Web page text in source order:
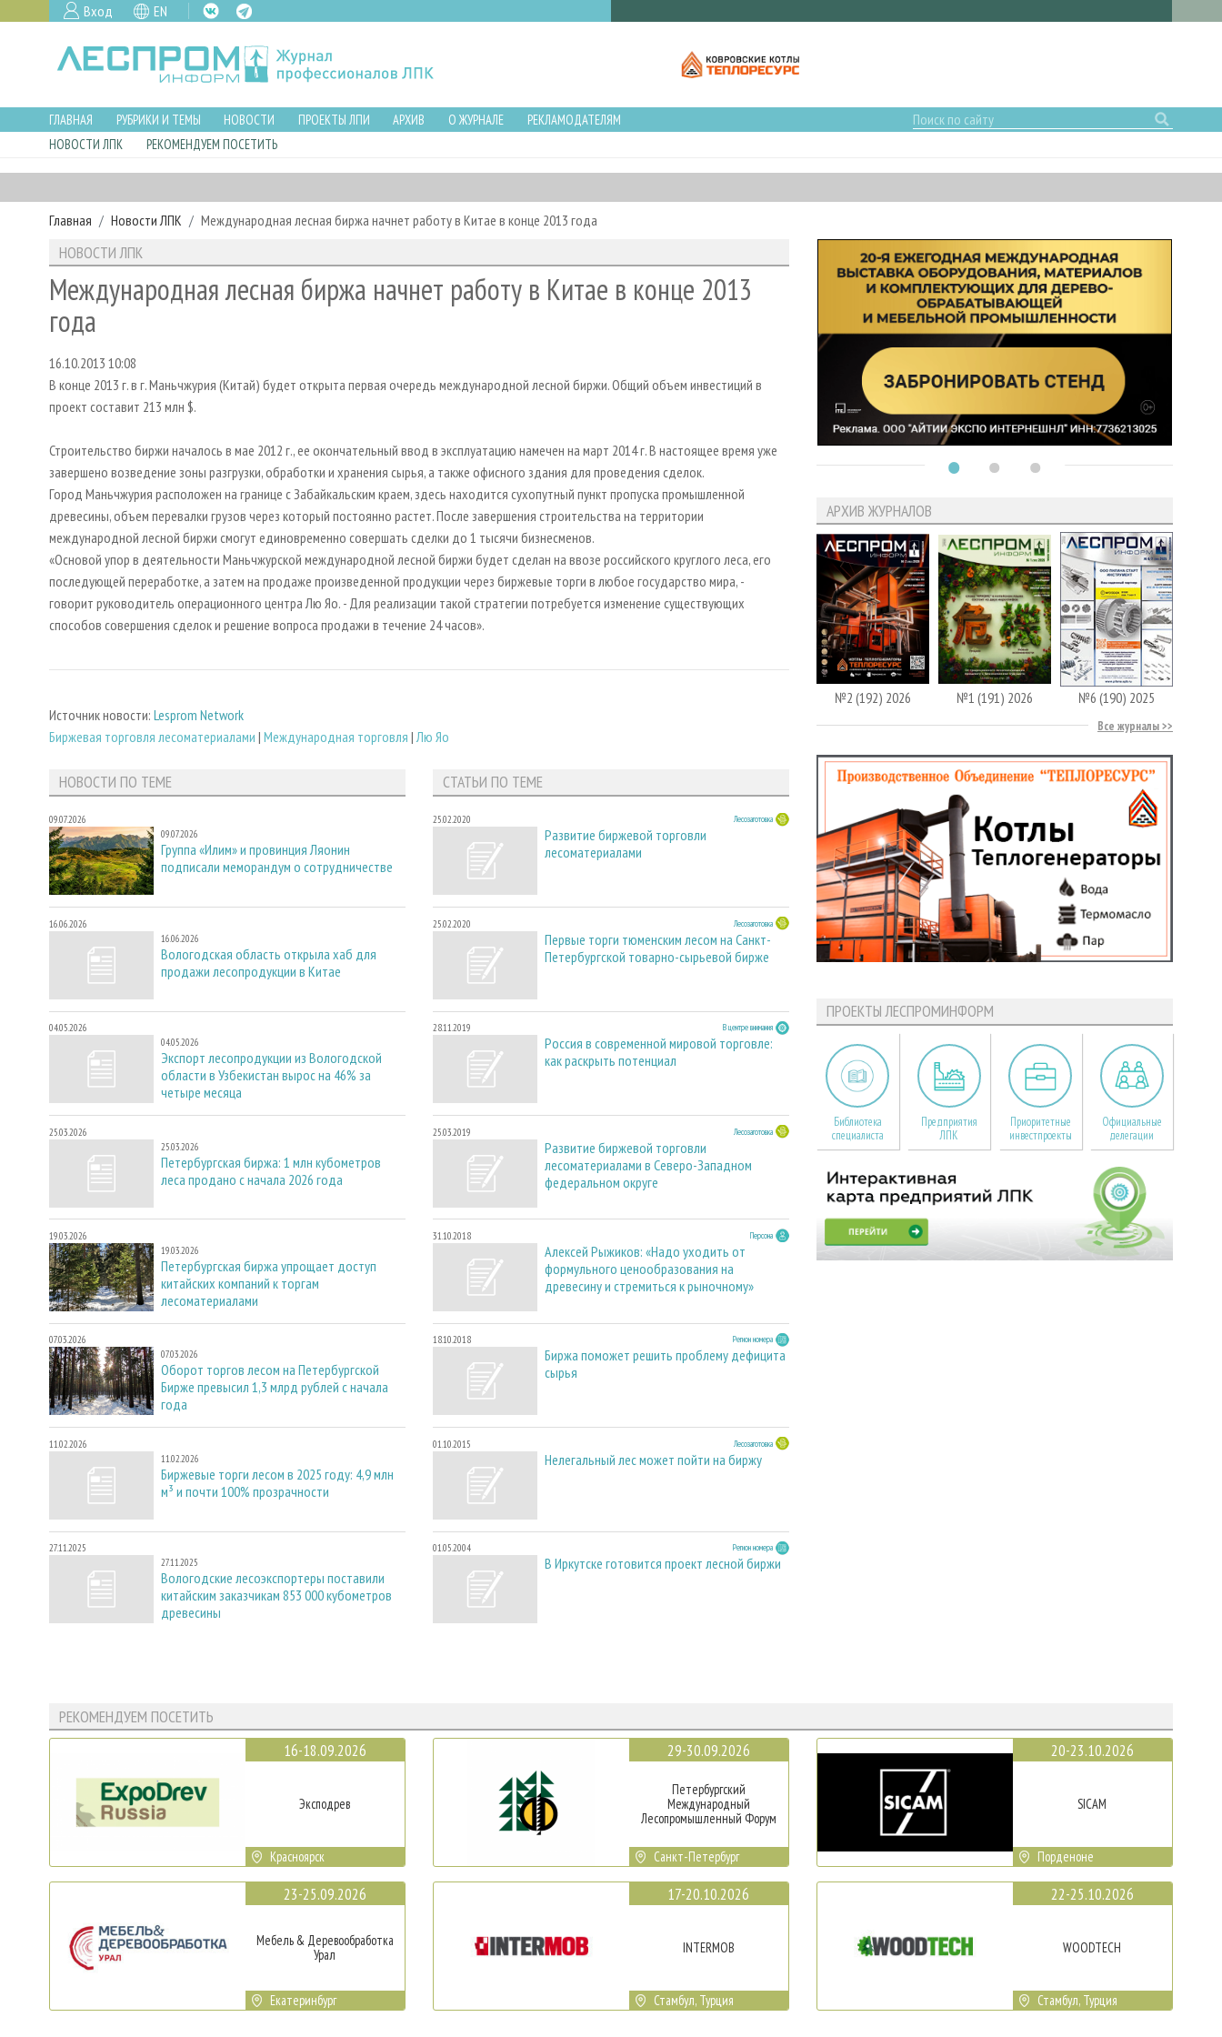
Вход EN
ГЛАВНАЯ РУБРИКИ И ТЕМЫ НОВОСТИ ПРОЕКТЫ ЛПИ АРХИВ О ЖУРНАЛЕ
РЕКЛАМОДАТЕЛЯМ
НОВОСТИ ЛПК
РЕКОМЕНДУЕМ ПОСЕТИТЬ
Главная Новости ЛПК Международная лесная биржа начнет работу в Китае в конце 2013 года
НОВОСТИ ЛПК
Международная лесная биржа начнет работу в Китае в конце 2013
года
16.10.2013 10:08
В конце 2013 г. в г. Маньчжурия (Китай) будет открыта первая очередь международной лесной биржи. Общий объем инвестиций в
проект составит 213 млн $.
Строительство биржи началось в мае 2012 г., ее окончательный ввод в эксплуатацию намечен на март 2014 г. В настоящее время уже
завершено возведение зоны разгрузки, обработки и хранения сырья, а также офисного здания для проведения сделок.
Город Маньчжурия расположен на границе с Забайкальским краем, здесь находится сухопутный пункт пропуска промышленной
древесины, объем перевалки грузов через который постоянно растет. После завершения строительства на территории
международной лесной биржи смогут единовременно совершать сделки до 1 тысячи бизнесменов.
«Основой упор в деятельности Маньчжурской международной лесной биржи будет сделан на ввозе российского круглого леса, его
последующей переработке, а затем на продаже произведенной продукции через биржевые торги в любое государство мира, -
говорит руководитель операционного центра Лю Яо. - Для реализации такой стратегии потребуется изменение существующих
способов совершения сделок и решение вопроса продажи в течение 24 часов».
Источник новости: Lesprom Network
Биржевая торговля лесоматериалами | Международная торговля | Лю Яо
НОВОСТИ ПО ТЕМЕ
09.07.2026
09.07.2026
Группа «Илим» и провинция Ляонин
подписали меморандум о сотрудничестве
16.06.2026
16.06.2026
Вологодская область открыла хаб для
продажи лесопродукции в Китае
04.05.2026
04.05.2026
Экспорт лесопродукции из Вологодской
области в Узбекистан вырос на 46% за
четыре месяца
25.03.2026
25.03.2026
Петербургская биржа: 1 млн кубометров
леса продано с начала 2026 года
19.03.2026
19.03.2026
Петербургская биржа упрощает доступ
китайских компаний к торгам
лесоматериалами
07.03.2026
07.03.2026
Оборот торгов лесом на Петербургской
Бирже превысил 1,3 млрд рублей с начала
года
11.02.2026
11.02.2026
Биржевые торги лесом в 2025 году: 4,9 млн
м³ и почти 100% прозрачности
27.11.2025
27.11.2025
Вологодские лесоэкспортеры поставили
китайским заказчикам 853 000 кубометров
древесины
СТАТЬИ ПО ТЕМЕ
25.02.2020 Лесозаготовка
Развитие биржевой торговли
лесоматериалами
25.02.2020 Лесозаготовка
Первые торги тюменским лесом на Санкт-
Петербургской товарно-сырьевой бирже
28.11.2019 В центре внимания
Россия в современной мировой торговле:
как раскрыть потенциал
25.03.2019 Лесозаготовка
Развитие биржевой торговли
лесоматериалами в Северо-Западном
федеральном округе
31.10.2018 Персона
Алексей Рыжиков: «Надо уходить от
формульного ценообразования на
древесину и стремиться к рыночному»
18.10.2018 Регион номера
Биржа поможет решить проблему дефицита
сырья
01.10.2015 Лесозаготовка
Нелегальный лес может пойти на биржу
01.05.2004 Регион номера
В Иркутске готовится проект лесной биржи
АРХИВ ЖУРНАЛОВ
№2 (192) 2026 №1 (191) 2026 №6 (190) 2025
Все журналы
ПРОЕКТЫ ЛЕСПРОМИНФОРМ
Библиотека
специалиста
Предприятия
ЛПК
Приоритетные
инвестпроекты
Официальные
делегации
РЕКОМЕНДУЕМ ПОСЕТИТЬ
16-18.09.2026
Эксподрев
Красноярск
23-25.09.2026
Мебель & Деревообработка
Урал
Екатеринбург
29-30.09.2026
Петербургский
Международный
Лесопромышленный Форум
Санкт-Петербург
17-20.10.2026
INTERMOB
Стамбул, Турция
20-23.10.2026
SICAM
Порденоне
22-25.10.2026
WOODTECH
Стамбул, Турция